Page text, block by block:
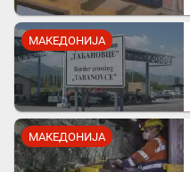
МАКЕДОНИЈА
МАКЕДОНИЈА